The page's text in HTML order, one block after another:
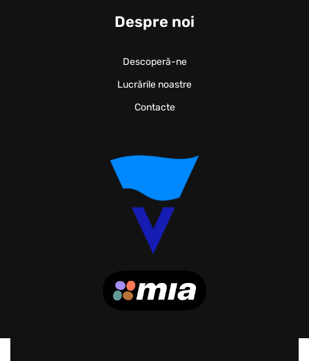
Despre noi
Descoperă-ne
Lucrările noastre
Contacte